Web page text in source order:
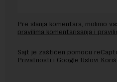
Pre slanja komentara, molimo
pravilima komentarisanja i
Sajt je zaštićen pomocu
Privatnosti i Google Uslovi